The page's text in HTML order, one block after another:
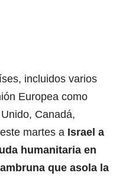
incluidos varios
Europea como
Canadá,
martes a Israel a
humanitaria en
que asola la